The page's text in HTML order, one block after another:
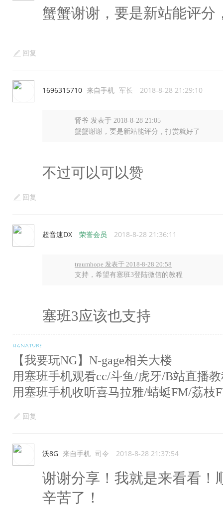
蟹蟹谢谢，要是新站能评分
回复
1696315710 来自手机 军长 2018-8-28 21:29:10
肾爷 发表于 2018-8-28 21:05
蟹蟹谢谢，要是新站能评分，打赏就好了
不过可以可以赞
回复
超音速DX 荣誉会员 2018-8-28 21:36:11
traumhope 发表于 2018-8-28 20:58
支持，希望有塞班3登陆微信的教程
塞班3应该也支持
【我要玩NG】N-gage相关大楼
用塞班手机观看cc/斗鱼/虎牙/B站直播
用塞班手机收听喜马拉雅/蜻蜓FM/荔枝
回复
沃8G 来自手机 司令 2018-8-28 21:37:54
谢谢分享！我就是来看看！
辛苦了！